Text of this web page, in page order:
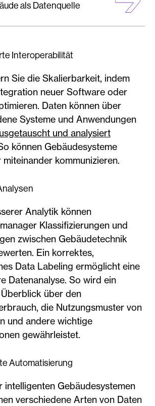
als Datenquelle
Interoperabilität
Sie die Skalierbarkeit, indem
neuer Software oder
Daten können über
Systeme und Anwendungen
und analysiert
können Gebäudesysteme
kommunizieren.
Analytik können
Klassifizierungen und
zwischen Gebäudetechnik
Ein korrektes,
Data Labeling ermöglicht eine
Datenanalyse. So wird ein
über den
die Nutzungsmuster von
und andere wichtige
gewährleistet.
Automatisierung
intelligenten Gebäudesystemen
verschiedene Arten von Daten